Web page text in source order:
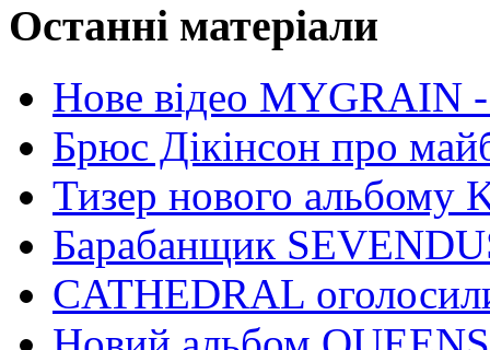
Останні матеріали
Нове відео MYGRAIN
Брюс Дікінсон про
Тизер нового альбому
Барабанщик
CATHEDRAL